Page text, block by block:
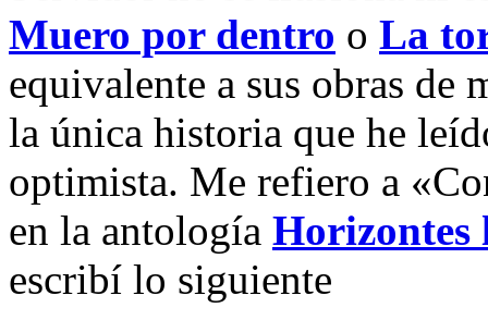
Muero por dentro o La
equivalente a sus obras de
la única historia que he
optimista. Me refiero a
en la antología Horizontes
escribí lo siguiente